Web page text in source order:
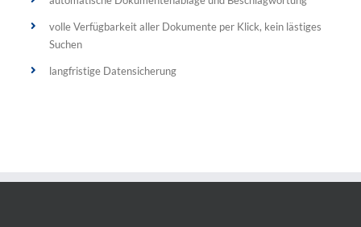
volle Verfügbarkeit aller Dokumente per Klick, kein lästiges
Suchen
langfristige Datensicherung